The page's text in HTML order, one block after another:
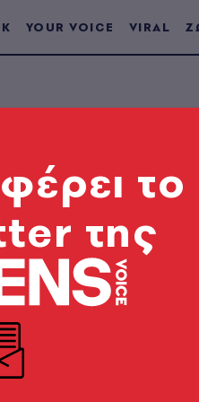
YOUR VOICE VIRAL
ως συγγραφέας έχει
το
της